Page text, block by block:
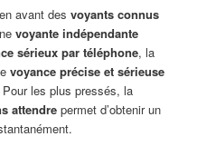
avant desvoyants connus
voyante indépendante
sérieux par téléphone, la
voyance précise et sérieuse
Pour les plus pressés, la
attendre permet d’obtenir un